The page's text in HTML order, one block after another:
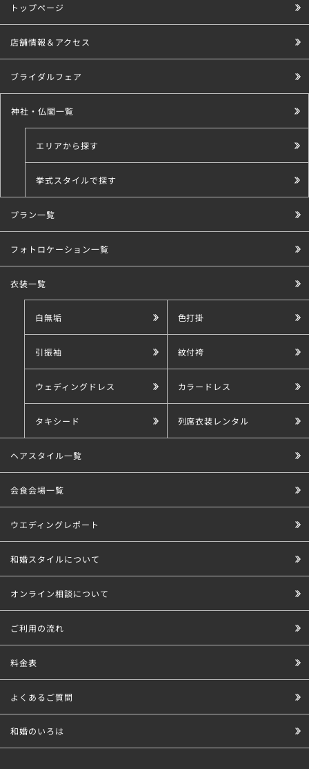
トップページ
店舗情報＆アクセス
ブライダルフェア
神社・仏閣一覧
エリアから探す
挙式スタイルで探す
こだわり条件で探す
プラン一覧
フォトロケーション一覧
衣装一覧
白無垢 色打掛
引振袖 紋付袴
ウェディングドレス カラードレス
タキシード 列席衣装レンタル
ヘアスタイル一覧
会食会場一覧
ウエディングレポート
和婚スタイルについて
オンライン相談について
ご利用の流れ
料金表
よくあるご質問
和婚のいろは